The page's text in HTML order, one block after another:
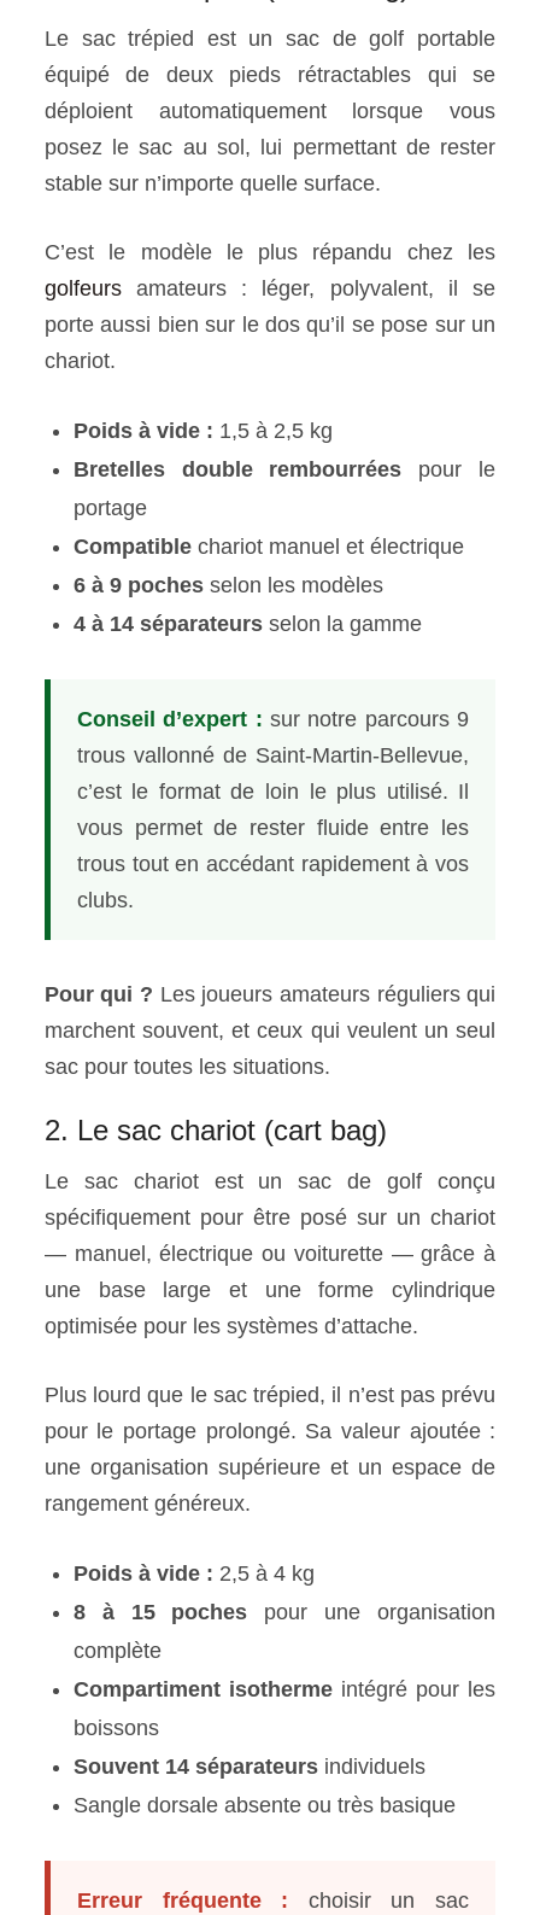
Le sac trépied est un sac de golf portable
équipé de deux pieds rétractables qui se
déploient automatiquement lorsque vous
posez le sac au sol, lui permettant de rester
stable sur n’importe quelle surface.
C’est le modèle le plus répandu chez les
golfeursamateurs : léger, polyvalent, il se
porte aussi bien sur le dos qu’il se pose sur un
chariot.
Poids à vide : 1,5 à 2,5 kg
Bretelles double rembourrées pour le
portage
Compatiblechariot manuel et électrique
6 à 9 pochesselon les modèles
4 à 14 séparateursselon la gamme
Conseil d’expert : sur notre parcours 9
trous vallonné de Saint-Martin-Bellevue,
c’est le format de loin le plus utilisé. Il
vous permet de rester fluide entre les
trous tout en accédant rapidement à vos
clubs.
Pour qui ? Les joueurs amateurs réguliers qui
marchent souvent, et ceux qui veulent un seul
sac pour toutes les situations.
2. Le sac chariot (cart bag)
Le sac chariot est un sac de golf conçu
spécifiquement pour être posé sur un chariot
— manuel, électrique ou voiturette — grâce à
une base large et une forme cylindrique
optimisée pour les systèmes d’attache.
Plus lourd que le sac trépied, il n’est pas prévu
pour le portage prolongé. Sa valeur ajoutée :
une organisation supérieure et un espace de
rangement généreux.
Poids à vide : 2,5 à 4 kg
8 à 15 poches pour une organisation
complète
Compartiment isothermeintégré pour les
boissons
Souvent 14 séparateursindividuels
Sangle dorsale absente ou très basique
Erreur fréquente : choisir un sac